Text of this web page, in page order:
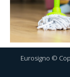
Eurosigno ©